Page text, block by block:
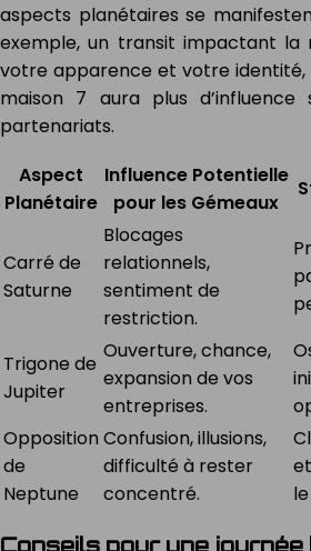
aspects planétaires se
exemple, un transit impactant la
votre apparence et votre identité,
maison 7 aura plus
partenariats.
Aspect
Planétaire
Influence Potentielle
pour les Gémeaux
Carré de
Saturne
Blocages
relationnels,
sentiment de
restriction.
Trigone de
Jupiter
Ouverture, chance,
expansion de vos
entreprises.
Opposition
de
Neptune
Confusion, illusions,
difficulté à rester
concentré.
Conseils pour une